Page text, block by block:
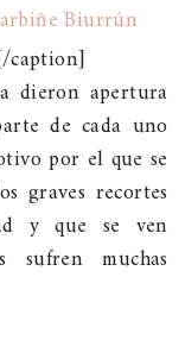
caption]
dieron apertura
de cada uno
por el que se
graves recortes
y que se ven
muchas